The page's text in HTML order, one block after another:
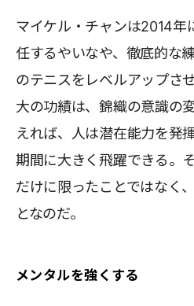
マイケル・チャンは2014年
任するやいなや、徹底的な
のテニスをレベルアップさ
大の功績は、錦織の意識の
えれば、人は潜在能力を発
期間に大きく飛躍できる。
だけに限ったことではなく
となのだ。
メンタルを強くする